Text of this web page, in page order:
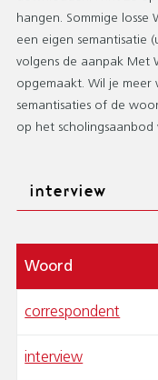
hangen. Sommige
een eigen semantisatie
volgens de aanpak Met
opgemaakt. Wil je
semantisaties of de
op het scholingsaanbod
Zoeken
Woord
correspondent
interview